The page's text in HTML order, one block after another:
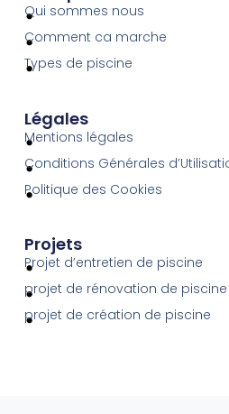
Projets
Projet d’entretien de piscine
projet de rénovation de piscine
projet de création de piscine
Légales
Mentions légales
Conditions Générales
Politique des Cookies
Qui sommes nous
Comment ca marche
Types de piscine